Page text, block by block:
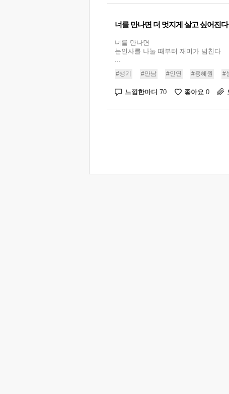
너를 만나면 더 멋지게 살고 싶어진다
너를 만나면
눈인사를 나눌 때부터 재미가 넘친다
...
#생기 #만남 #인연 #용혜원 #
느낌한마디 70 좋아요 0